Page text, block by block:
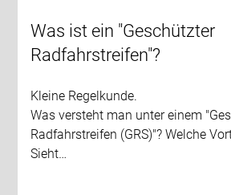
Was ist ein "Geschützter
Radfahrstreifen"?
Kleine Regelkunde.
Was versteht man unter einem
Radfahrstreifen (GRS)"? Welche
Sieht…